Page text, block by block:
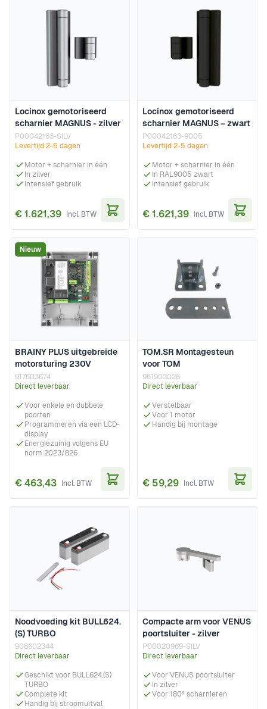
Locinox gemotoriseerd
scharnier MAGNUS - zilver
P00042163-SILV
Levertijd 2-5 dagen
Motor + scharnier in één
In zilver
Intensief gebruik
€ 1.621,39
Locinox gemotoriseerd
scharnier MAGNUS – zwart
P00042163-9005
Levertijd 2-5 dagen
Motor + scharnier in één
In RAL9005 zwart
Intensief gebruik
€ 1.621,39
BRAINY PLUS uitgebreide
motorsturing 230V
917603674
Direct leverbaar
Voor enkele en dubbele
poorten
Programmeren via een LCD-
display
Energiezuinig volgens EU
norm 2023/826
€ 463,43
Nieuw
TOM.SR Montagesteun
voor TOM
981903026
Direct leverbaar
Verstelbaar
Voor 1 motor
Handig bij montage
€ 59,29
Noodvoeding kit BULL624.
(S) TURBO
908602344
Direct leverbaar
Geschikt voor BULL624.(S)
TURBO
Complete kit
Handig bij stroomuitval
Compacte arm voor VENUS
poortsluiter - zilver
P00020969-SILV
Direct leverbaar
Voor VENUS poortsluiter
In zilver
Voor 180° scharnieren